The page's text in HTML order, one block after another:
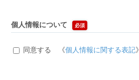
個人情報について 必須
同意する 《個人情報に関する表記》